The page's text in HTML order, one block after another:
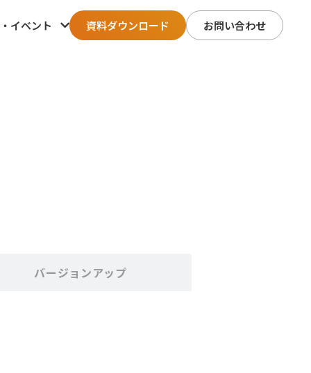
イベント 資料ダウンロード お問い合わせ
バージョンアップ